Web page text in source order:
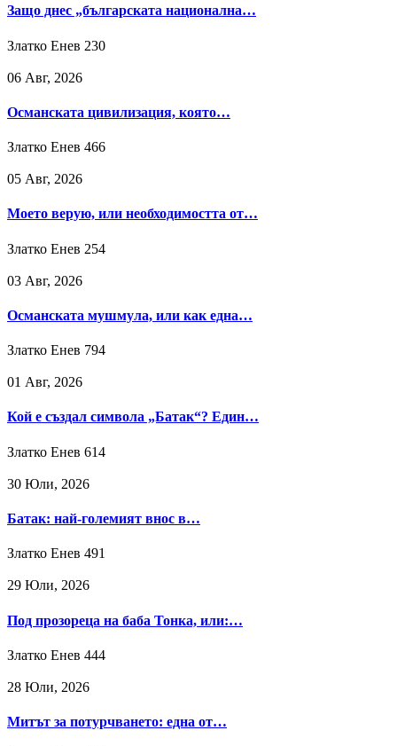
Защо днес „българската национална…
Златко Енев 230
06 Авг, 2026
Османската цивилизация, която…
Златко Енев 466
05 Авг, 2026
Моето верую, или необходимостта от…
Златко Енев 254
03 Авг, 2026
Османската мушмула, или как една…
Златко Енев 794
01 Авг, 2026
Кой е създал символа „Батак“? Един…
Златко Енев 614
30 Юли, 2026
Батак: най-големият внос в…
Златко Енев 491
29 Юли, 2026
Под прозореца на баба Тонка, или:…
Златко Енев 444
28 Юли, 2026
Митът за потурчването: една от…